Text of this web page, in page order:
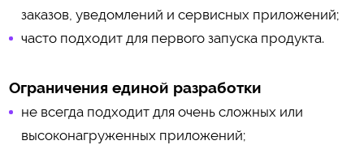
заказов, уведомлений и сервисных приложений;
часто подходит для первого запуска продукта.
Ограничения единой разработки
не всегда подходит для очень сложных или
высоконагруженных приложений;